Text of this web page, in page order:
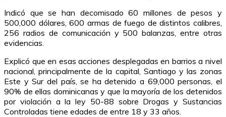
Indicó que se han decomisado 60 millones de pesos y
500,000 dólares, 600 armas de fuego de distintos calibres,
256 radios de comunicación y 500 balanzas, entre otras
evidencias.
Explicó que en esas acciones desplegadas en barrios a nivel
nacional, principalmente de la capital, Santiago y las zonas
Este y Sur del país, se ha detenido a 69,000 personas, el
90% de ellas dominicanas y que la mayoría de los detenidos
por violación a la ley 50-88 sobre Drogas y Sustancias
Controladas tiene edades de entre 18 y 33 años.